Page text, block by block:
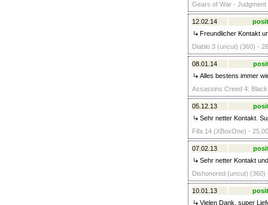
Gears of War -
12.02.14
Freundlicher Kontakt
Diablo 3 (uncut) (360) -
08.01.14
Alles bestens immer
Assassins Creed 4:
05.12.13
Sehr netter Kontakt.
Fifa 14 (XBoxOne) -
07.02.13
Sehr netter Kontakt
Dishonored (uncut) (360)
10.01.13
Vielen Dank, super